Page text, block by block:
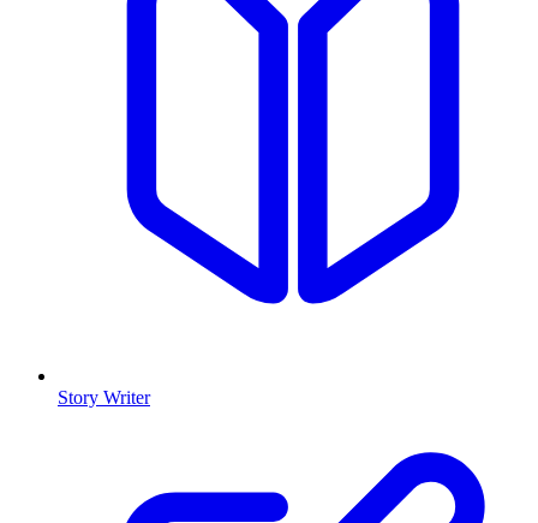
Story Writer